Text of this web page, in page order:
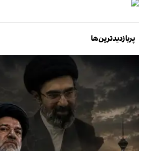
پربازدیدترین‌ها